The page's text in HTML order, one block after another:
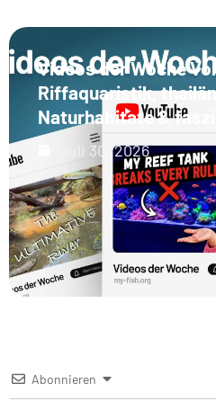
Videos der Woche
Riffaquaristik,
Naturhabitate &
Juli 30, 2026
Abonnieren